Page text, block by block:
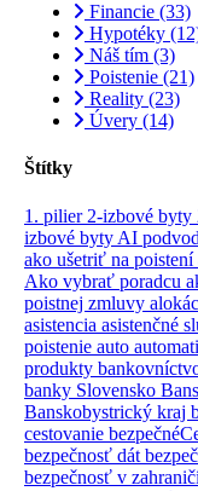
Financie (33)
Hypotéky
Náš tím (3)
Poistenie (21)
Reality (23)
Úvery (14)
Štítky
1. pilier 2-izbové byty
izbové byty AI
ako ušetriť na poistení
Ako vybrať poradcu
poistnej zmluvy
asistencia asistenčné
poistenie auto
produkty
banky Slovensko
Banskobystrický kraj
cestovanie
bezpečnosť dát
bezpečnosť v